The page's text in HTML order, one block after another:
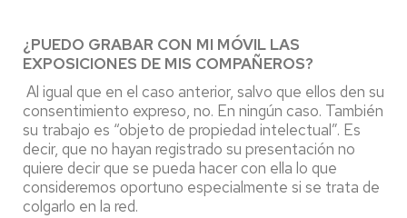
¿PUEDO GRABAR CON MI MÓVIL LAS
EXPOSICIONES DE MIS COMPAÑEROS?
Al igual que en el caso anterior, salvo que ellos den su
consentimiento expreso, no. En ningún caso. También
su trabajo es “objeto de propiedad intelectual”. Es
decir, que no hayan registrado su presentación no
quiere decir que se pueda hacer con ella lo que
consideremos oportuno especialmente si se trata de
colgarlo en la red.